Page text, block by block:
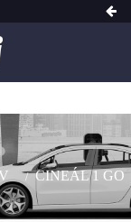
CINEÁL 1 GO